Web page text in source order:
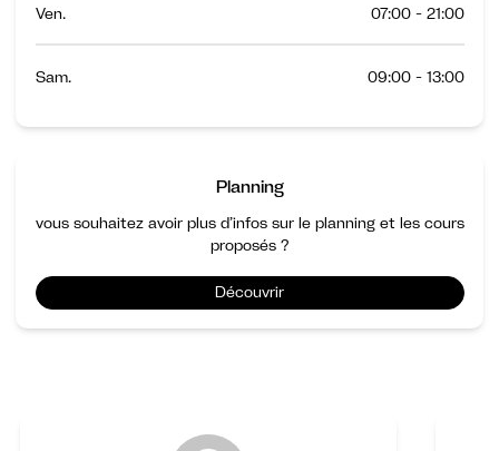
Planning
vous souhaitez avoir plus d’infos sur le planning et les cours
proposés ?
Découvrir
Ven. 07:00 - 21:00
Sam. 09:00 - 13:00